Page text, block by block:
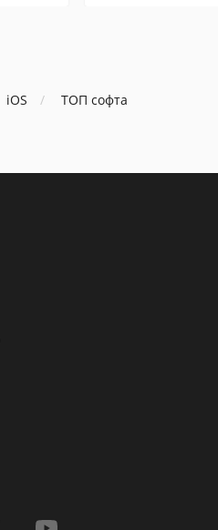
iOS ТОП софта